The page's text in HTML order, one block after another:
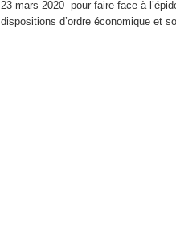
23 mars 2020 pour faire face à
dispositions d’ordre économique et